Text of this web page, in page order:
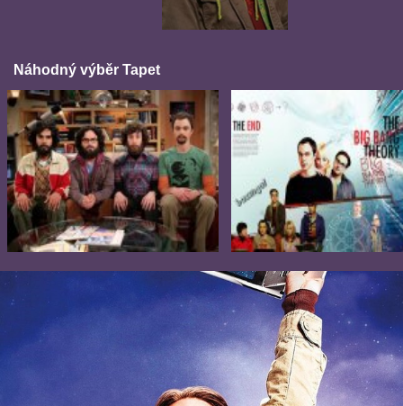
Náhodný výběr Tapet